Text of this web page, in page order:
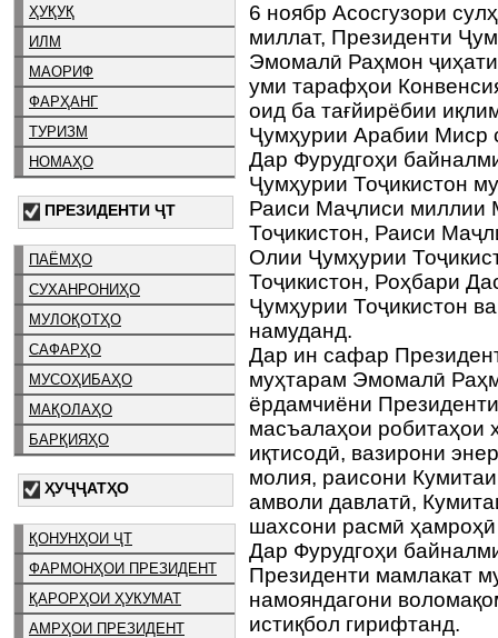
ҲУҚУҚ
ИЛМ
МАОРИФ
ФАРҲАНГ
ТУРИЗМ
НОМАҲО
ПРЕЗИДЕНТИ ҶТ
ПАЁМҲО
СУХАНРОНИҲО
МУЛОҚОТҲО
САФАРҲО
МУСОҲИБАҲО
МАҚОЛАҲО
БАРҚИЯҲО
ҲУҶҶАТҲО
ҚОНУНҲОИ ҶТ
ФАРМОНҲОИ ПРЕЗИДЕНТ
ҚАРОРҲОИ ҲУКУМАТ
АМРҲОИ ПРЕЗИДЕНТ
6 ноябр Асосгузори
миллат, Президенти
Эмомалӣ Раҳмон
уми тарафҳои
оид ба тағйирёбии
Ҷумҳурии Арабии Миср
Дар Фурудгоҳи
Ҷумҳурии Тоҷикистон
Раиси Маҷлиси миллии
Тоҷикистон, Раиси
Олии Ҷумҳурии
Тоҷикистон, Роҳбари
Ҷумҳурии Тоҷикистон
намуданд.
Дар ин сафар
муҳтарам Эмомалӣ
ёрдамчиёни
масъалаҳои робитаҳои
иқтисодӣ, вазирони
молия, раисони
амволи давлатӣ,
шахсони расмӣ
Дар Фурудгоҳи
Президенти мамлакат
намояндагони
истиқбол гирифтанд.